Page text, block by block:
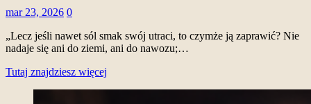
mar 23, 2026 0
„Lecz jeśli nawet sól smak swój utraci, to czymże ją zaprawić? Nie
nadaje się ani do ziemi, ani do nawozu;…
Tutaj znajdziesz więcej